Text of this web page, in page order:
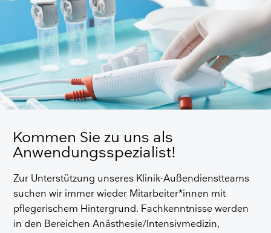
Kommen Sie zu uns als
Anwendungsspezialist!
Zur Unterstützung unseres Klinik-Außendienstteams
suchen wir immer wieder Mitarbeiter*innen mit
pflegerischem Hintergrund. Fachkenntnisse werden
in den Bereichen Anästhesie/Intensivmedizin,